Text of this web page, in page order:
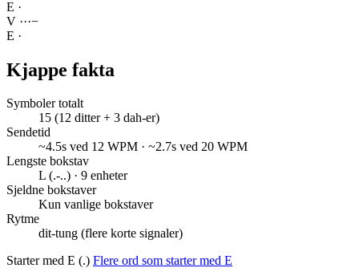
E ·
V ···−
E ·
Kjappe fakta
Symboler totalt
15 (12 ditter + 3 dah-er)
Sendetid
~4.5s ved 12 WPM · ~2.7s ved 20 WPM
Lengste bokstav
L (.-..) · 9 enheter
Sjeldne bokstaver
Kun vanlige bokstaver
Rytme
dit-tung (flere korte signaler)
Starter med E (.) Flere ord som starter med E